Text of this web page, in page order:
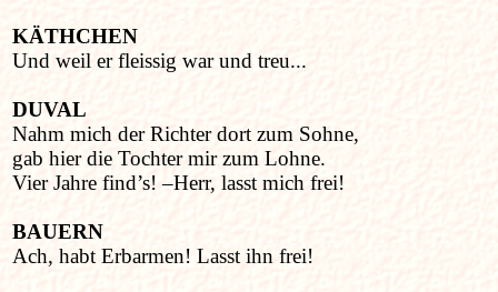
KÄTHCHEN
Und weil er fleissig war und treu...
DUVAL
Nahm mich der Richter dort zum Sohne,
gab hier die Tochter mir zum Lohne.
Vier Jahre find’s! –Herr, lasst mich frei!
BAUERN
Ach, habt Erbarmen! Lasst ihn frei!